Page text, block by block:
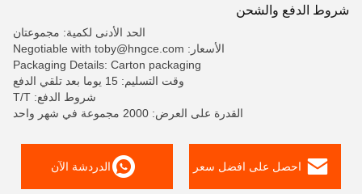
شروط الدفع والشحن
الحد الأدنى لكمية: مجموعتان
الأسعار: Negotiable with toby@hngce.com
Packaging Details: Carton packaging
وقت التسليم: 15 يوما بعد تلقي الدفع
شروط الدفع: T/T
القدرة على العرض: 2000 مجموعة في شهر واحد
احصل على افضل سعر الدردشة الآن